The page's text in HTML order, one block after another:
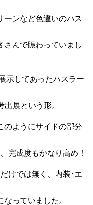
ーンなど色違いのハス
さんで賑わっていまし
示してあったハスラー
展という形。
のようにサイドの部分
完成度もかなり高め！
けでは無く、内装･エ
っていました。